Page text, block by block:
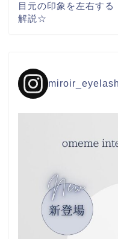
目元の印象を左右す
解説☆
miroir_eyelash